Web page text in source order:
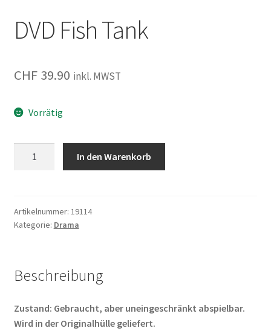
DVD Fish Tank
CHF39.90 inkl. MWST
Vorrätig
In den Warenkorb
Artikelnummer: 19114
Kategorie: Drama
Beschreibung
Zustand: Gebraucht, aber uneingeschränkt abspielbar.
Wird in der Originalhülle geliefert.